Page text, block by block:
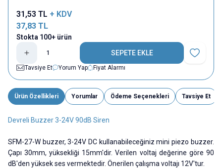
31,53 TL + KDV
37,83 TL
Stokta 100+ ürün
SEPETE EKLE
Favoriye
Tavsiye Et
Yorum Yap Fiyat Alarmı
Ürün Özellikleri Yorumlar Ödeme Seçenekleri Tavsiye Et
Devreli Buzzer 3-24V 90dB Siren
SFM-27-W buzzer, 3-24V DC kullanabileceğiniz mini piezo buzzer.
Çapı 30mm, yüksekliği 15mm'dir. Verilen voltaj değerine göre 90
dB'den yüksek ses vermektedir. Önerilen çalışma voltajı 12V'tur.